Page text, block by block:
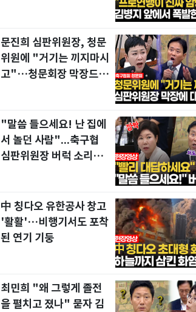
문진희 심판위원장, 청문
위원에 "거기는 끼지마시
고"…청문회장 막장드라
"말씀 들으세요! 난 집에
서 놀던 사람"...축구협
심판위원장 버럭 소리친
中 칭다오 유한공사 창고
'활활'…비행기서도 포착
된 연기 기둥
최민희 "왜 그렇게 졸전
을 펼치고 졌나" 묻자 김